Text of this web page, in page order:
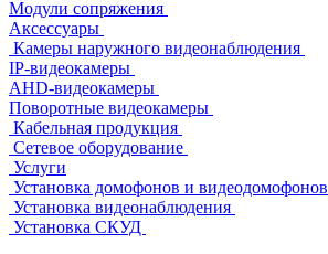
Модули сопряжения
Аксессуары
Камеры наружного видеонаблюдения
IP-видеокамеры
AHD-видеокамеры
Поворотные видеокамеры
Кабельная продукция
Сетевое оборудование
Услуги
Установка домофонов и видеодомофонов
Установка видеонаблюдения
Установка СКУД